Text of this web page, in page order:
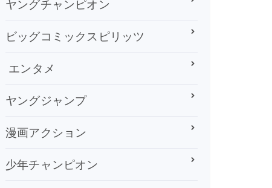
ヤングチャンピオン
ビッグコミックスピリッツ
エンタメ
ヤングジャンプ
漫画アクション
少年チャンピオン